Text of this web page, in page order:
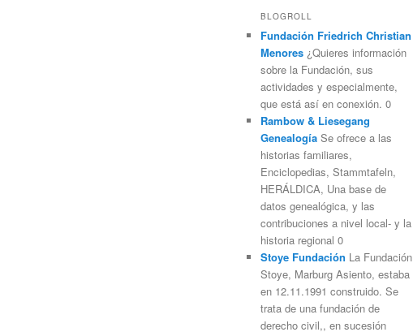
BLOGROLL
Fundación Friedrich Christian
Menores ¿Quieres información
sobre la Fundación, sus
actividades y especialmente,
que está así en conexión. 0
Rambow & Liesegang
Genealogía Se ofrece a las
historias familiares,
Enciclopedias, Stammtafeln,
HERÁLDICA, Una base de
datos genealógica, y las
contribuciones a nivel local- y la
historia regional 0
Stoye Fundación La Fundación
Stoye, Marburg Asiento, estaba
en 12.11.1991 construido. Se
trata de una fundación de
derecho civil,, en sucesión